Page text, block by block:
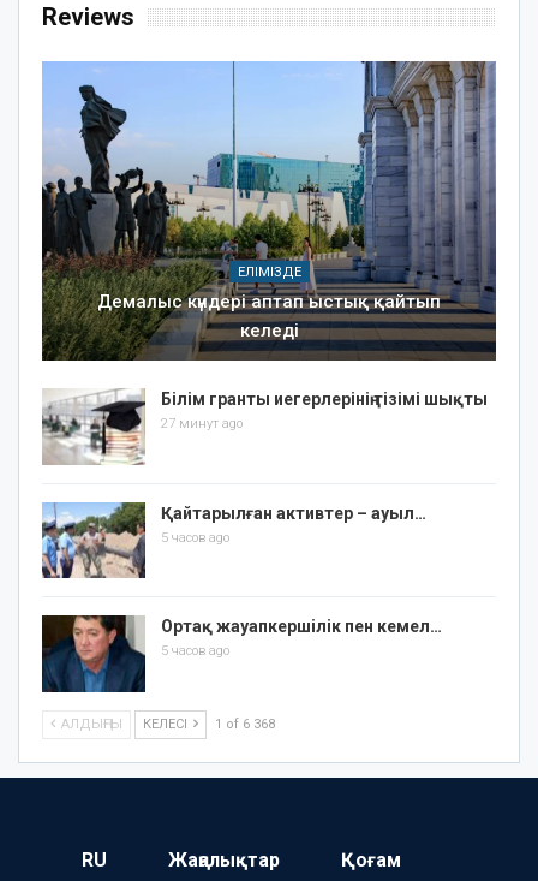
Reviews
ЕЛІМІЗДЕ
Демалыс күндері аптап ыстық қайтып
келеді
Білім гранты иегерлерінің тізімі шықты
27 минут ago
Қайтарылған активтер – ауыл…
5 часов ago
Ортақ жауапкершілік пен кемел…
5 часов ago
АЛДЫҢҒЫ КЕЛЕСІ 1 of 6 368
RU Жаңалықтар Қоғам